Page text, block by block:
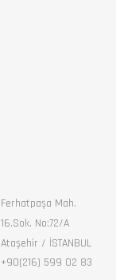
Ferhatpaşa Mah.
16.Sok. No:72/A
Ataşehir / İSTANBUL
+90(216) 599 02 83